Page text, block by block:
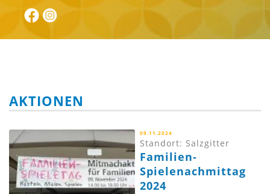
AKTIONEN
09.11.2024
Standort: Salzgitter
Familien-
Spielenachmittag
2024